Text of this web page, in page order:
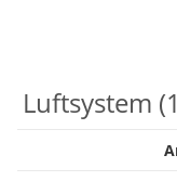
Luftsystem